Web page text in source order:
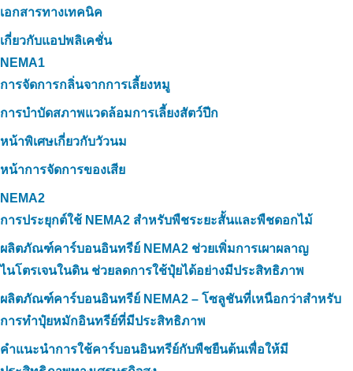
เอกสารทางเทคนิค
เกี่ยวกับแอปพลิเคชั่น
NEMA1
การจัดการกลิ่นจากการเลี้ยงหมู
การบำบัดสภาพแวดล้อมการเลี้ยงสัตว์ปีก
หน้าพิเศษเกี่ยวกับวัวนม
หน้าการจัดการของเสีย
NEMA2
การประยุกต์ใช้ NEMA2 สำหรับพืชระยะสั้นและพืชดอกไม้
ผลิตภัณฑ์คาร์บอนอินทรีย์ NEMA2 ช่วยเพิ่มการเผาผลาญ
ไนโตรเจนในดิน ช่วยลดการใช้ปุ๋ยได้อย่างมีประสิทธิภาพ
ผลิตภัณฑ์คาร์บอนอินทรีย์ NEMA2 – โซลูชันที่เหนือกว่าสำหรับ
การทำปุ๋ยหมักอินทรีย์ที่มีประสิทธิภาพ
คำแนะนำการใช้คาร์บอนอินทรีย์กับพืชยืนต้นเพื่อให้มี